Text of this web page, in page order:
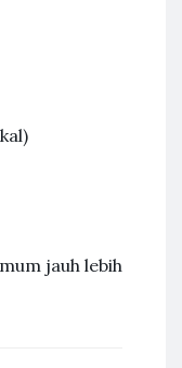
jauh lebih